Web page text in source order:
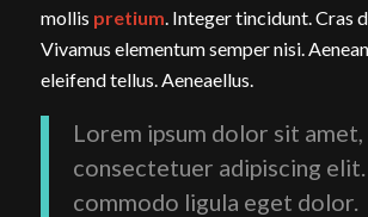
mollis pretium. Integer tincidunt. Cras
Vivamus elementum semper nisi.
eleifend tellus. Aeneaellus.
Lorem ipsum dolor sit amet,
consectetuer adipiscing elit.
commodo ligula eget dolor.